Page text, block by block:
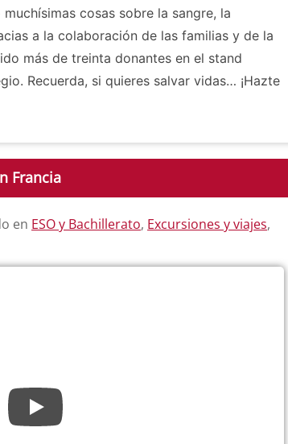
cosas sobre la sangre, la
a la colaboración de las familias y de la
más de treinta donantes en el stand
Recuerda, si quieres salvar vidas… ¡Hazte
Francia
en ESO y Bachillerato, Excursiones y viajes,